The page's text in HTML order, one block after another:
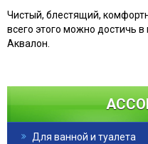
Чистый, блестящий,
всего этого можно достичь
Аквалон.
Для ванной и туалета